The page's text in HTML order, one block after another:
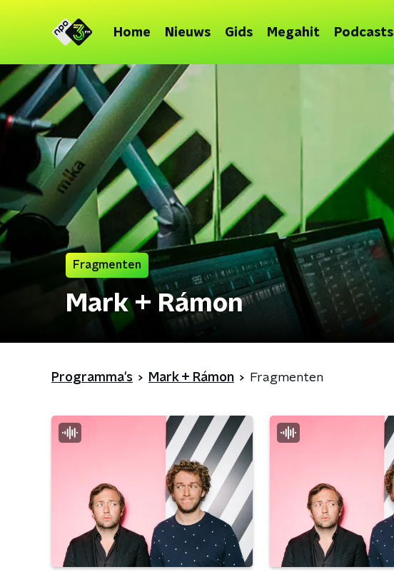
Home Nieuws Gids Megahit Podcasts
Fragmenten
Mark + Rámon
Programma's Mark + Rámon Fragmenten